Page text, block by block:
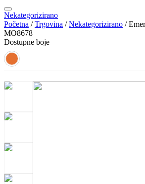
Nekategorizirano
Početna /Trgovina /Nekategorizirano /
MO8678
Dostupne boje